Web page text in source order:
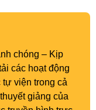
chóng – Kịp
các hoạt động
tự viện trong cả
giảng của